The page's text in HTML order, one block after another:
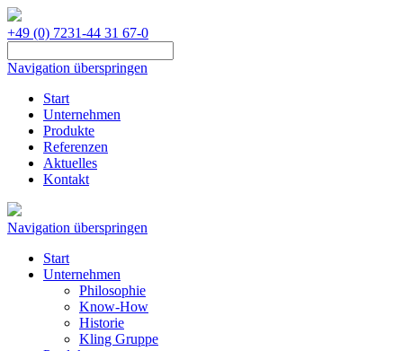
+49 (0) 7231-44 31 67-0
Navigation überspringen
Start
Unternehmen
Produkte
Referenzen
Aktuelles
Kontakt
Navigation überspringen
Start
Unternehmen
Philosophie
Know-How
Historie
Kling Gruppe